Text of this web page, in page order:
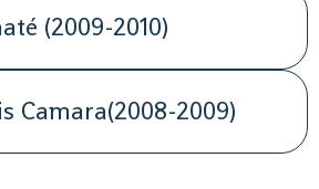
(2009-2010)
Camara(2008-2009)